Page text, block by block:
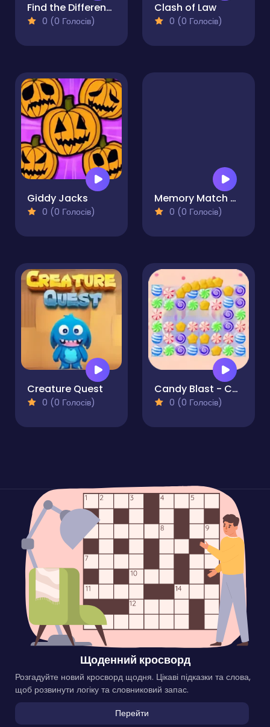
Find the Difference Merry Christmas
0 (0 Голосів)
Clash of Law
0 (0 Голосів)
Giddy Jacks
0 (0 Голосів)
Memory Match Master Card Challenge
0 (0 Голосів)
Creature Quest
0 (0 Голосів)
Candy Blast - Candy Bomb Puzzle Game
0 (0 Голосів)
Щоденний кросворд
Розгадуйте новий кросворд щодня. Цікаві підказки та слова,
щоб розвинути логіку та словниковий запас.
Перейти